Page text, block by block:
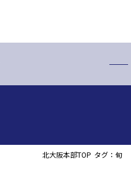
北大阪本部TOP タグ：旬